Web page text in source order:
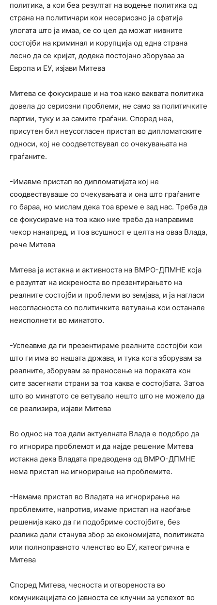
политика, а кои беа резултат на водење политика од
страна на политичари кои несериозно ја сфатија
улогата што ја имаа, се со цел да можат нивните
состојби на криминал и корупција од една страна
лесно да се кријат, додека постојано зборуваа за
Европа и ЕУ, изјави Митева
Митева се фокусираше и на тоа како ваквата политика
довела до сериозни проблеми, не само за политичките
партии, туку и за самите граѓани. Според неа,
присутен бил неусогласен пристап во дипломатските
односи, кој не соодветствувал со очекувањата на
граѓаните.
-Имавме пристап во дипломатијата кој не
соодвествуваше со очекувањата и она што граѓаните
го бараа, но мислам дека тоа време е зад нас. Треба да
се фокусираме на тоа како ние треба да направиме
чекор нанапред, и тоа всушност е целта на оваа Влада,
рече Митева
Митева ја истакна и активноста на ВМРО-ДПМНЕ која
е резултат на искреноста во презентирањето на
реалните состојби и проблеми во земјава, и ја нагласи
несогласноста со политичките ветувања кои останале
неисполнети во минатото.
-Успеавме да ги презентираме реалните состојби кои
што ги има во нашата држава, и тука кога зборувам за
реалните, зборувам за преносење на пораката кон
сите засегнати страни за тоа каква е состојбата. Затоа
што во минатото се ветувало нешто што не можело да
се реализира, изјави Митева
Во однос на тоа дали актуелната Влада е подобро да
го игнорира проблемот и да најде решение Митева
истакна дека Владата предводена од ВМРО-ДПМНЕ
нема пристап на игнорирање на проблемите.
-Немаме пристап во Владата на игнорирање на
проблемите, напротив, имаме пристап на наоѓање
решенија како да ги подобриме состојбите, без
разлика дали станува збор за економијата, политиката
или полноправното членство во ЕУ, катеогрична е
Митева
Според Митева, чесноста и отвореноста во
комуникацијата со јавноста се клучни за успехот во